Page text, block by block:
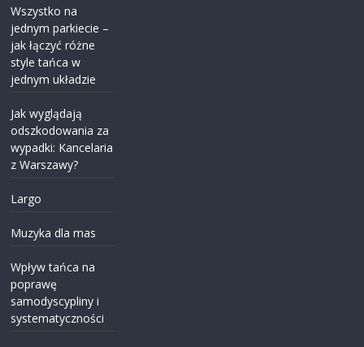
Wszystko na
jednym parkiecie –
jak łączyć różne
style tańca w
jednym układzie
Jak wyglądają
odszkodowania za
wypadki: Kancelaria
z Warszawy?
Largo
Muzyka dla mas
Wpływ tańca na
poprawę
samodyscypliny i
systematyczności